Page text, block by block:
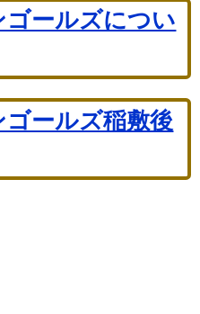
ールズについ
ールズ稲敷後